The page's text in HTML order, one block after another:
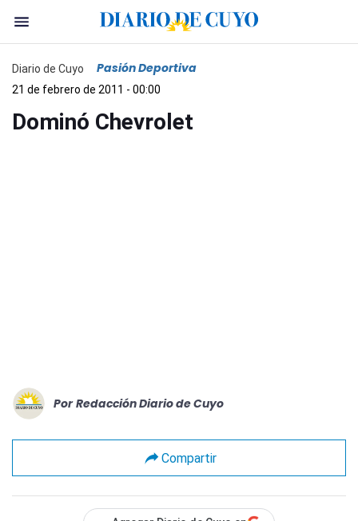
Diario de Cuyo Pasión Deportiva
21 de febrero de 2011 - 00:00
Dominó Chevrolet
Por Redacción Diario de Cuyo
Compartir